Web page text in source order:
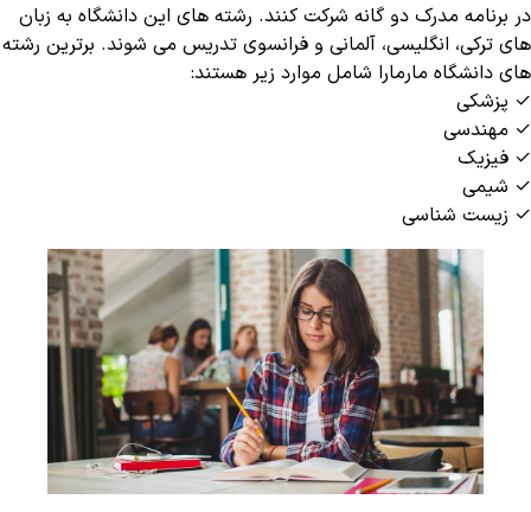
در برنامه مدرک دو گانه شرکت کنند. رشته های این دانشگاه به زبان
های ترکی، انگلیسی، آلمانی و فرانسوی تدریس می شوند. برترین رشته‌
های دانشگاه مارمارا شامل موارد زیر هستند‌:
✓ پزشکی
✓ مهندسی
✓ فیزیک
✓ شیمی
✓ زیست شناسی